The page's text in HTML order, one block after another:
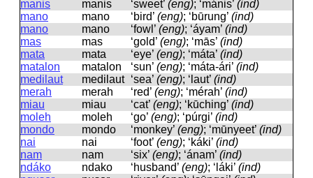
manis
manis ‘sweet’ (eng); ‘mánis’ (ind)
mano
mano ‘bird’ (eng); ‘būrung’ (ind)
mano
mano ‘fowl’ (eng); ‘áyam’ (ind)
mas
mas ‘gold’ (eng); ‘mās’ (ind)
mata
mata ‘eye’ (eng); ‘máta’ (ind)
matalon
matalon ‘sun’ (eng); ‘máta-ári’ (ind)
medilaut
medilaut ‘sea’ (eng); ‘laut’ (ind)
merah
merah ‘red’ (eng); ‘mérah’ (ind)
miau
miau ‘cat’ (eng); ‘kūching’ (ind)
moleh
moleh ‘go’ (eng); ‘púrgi’ (ind)
mondo
mondo ‘monkey’ (eng); ‘mūnyeet’ (ind)
nai
nai ‘foot’ (eng); ‘káki’ (ind)
nam
nam ‘six’ (eng); ‘ánam’ (ind)
ndáko
ndako ‘husband’ (eng); ‘láki’ (ind)